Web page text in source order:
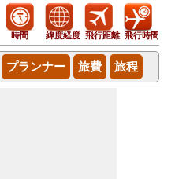
時間 緯度経度 飛行距離 飛行時間
プランナー 旅費 旅程